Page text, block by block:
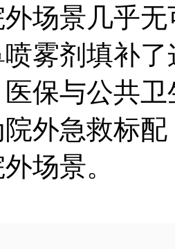
场景几乎
雾剂填补
保与公共
外急救标
场景。